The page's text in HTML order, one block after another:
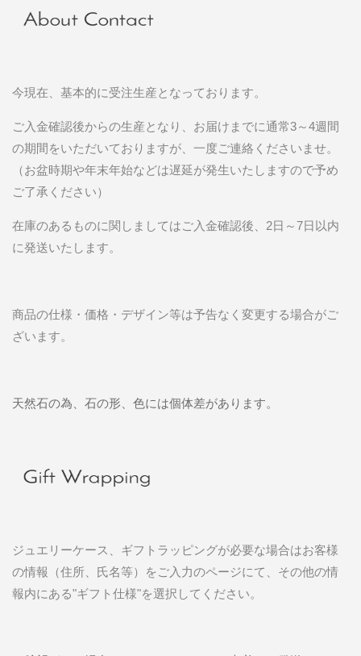
今現在、基本的に受注生産となっております。
ご入金確認後からの生産となり、お届けまでに通常3～4週間
の期間をいただいておりますが、一度ご連絡くださいませ。
（お盆時期や年末年始などは遅延が発生いたしますので予め
ご了承ください）
在庫のあるものに関しましてはご入金確認後、2日～7日以内
に発送いたします。
商品の仕様・価格・デザイン等は予告なく変更する場合がご
ざいます。
天然石の為、石の形、色には個体差があります。
ジュエリーケース、ギフトラッピングが必要な場合はお客様
の情報（住所、氏名等）をご入力のページにて、その他の情
報内にある"ギフト仕様"を選択してください。